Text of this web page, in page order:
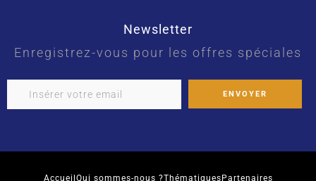
Newsletter
Enregistrez-vous pour les offres spéciales
Accueil Qui sommes-nous ?Thématiques Partenaires